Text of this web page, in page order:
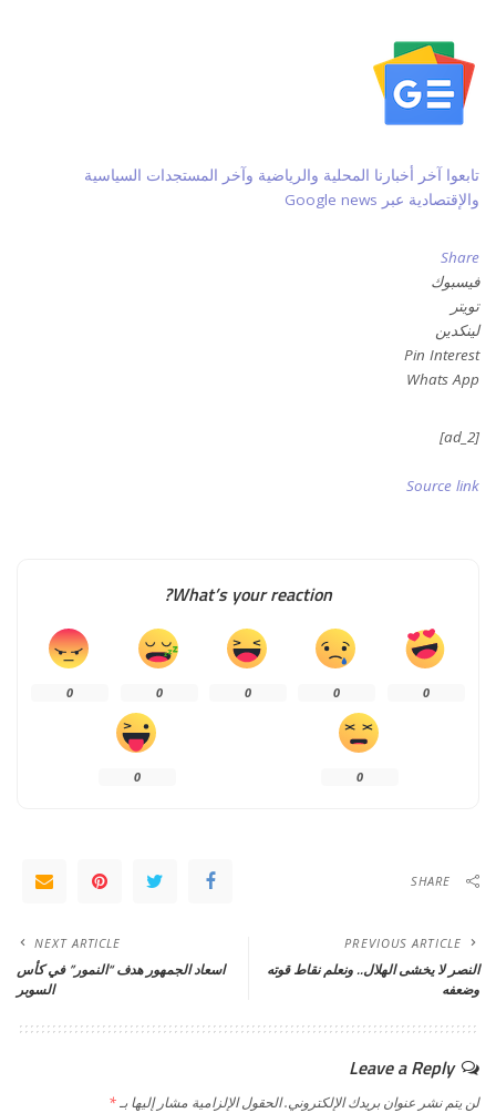
تابعوا آخر أخبارنا المحلية والرياضية وآخر المستجدات السياسية
والإقتصادية عبر Google news
Share
فيسبوك
تويتر
لينكدين
Pin Interest
Whats App
[ad_2]
Source link
What’s your reaction?
0
0
0
0
0
0
0
SHARE
PREVIOUS ARTICLE
النصر لا يخشى الهلال.. ونعلم نقاط قوته
وضعفه
NEXT ARTICLE
اسعاد الجمهور هدف “النمور” في كأس
السوبر
Leave a Reply
لن يتم نشر عنوان بريدك الإلكتروني.الحقول الإلزامية مشار إليها بـ*